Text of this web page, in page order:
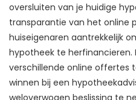
oversluiten van je huidige
transparantie van het online
huiseigenaren aantrekkelijk
hypotheek te herfinancieren.
verschillende online offertes
winnen bij een
weloverwogen beslissing te